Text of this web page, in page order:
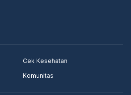
Cek Kesehatan
Komunitas